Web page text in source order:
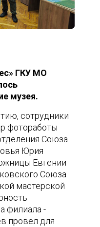
ГКУ МО
музея.
сотрудники
фотоработы
Союза
Юрия
Евгении
Союза
мастерской
филиала -
провел для